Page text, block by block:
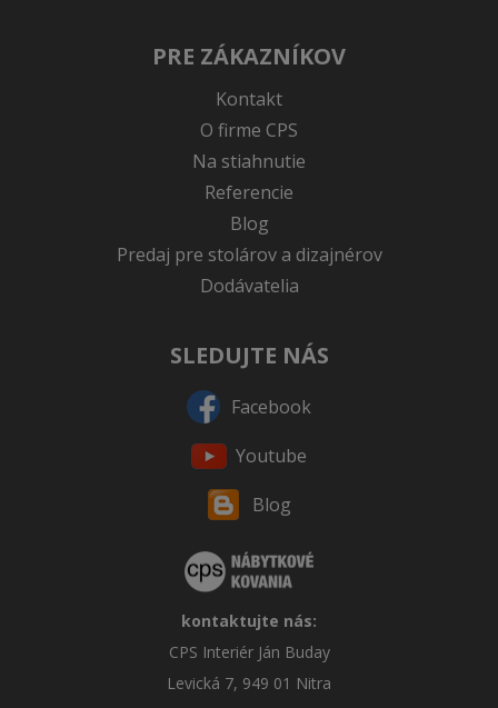
PRE ZÁKAZNÍKOV
Kontakt
O firme CPS
Na stiahnutie
Referencie
Blog
Predaj pre stolárov a dizajnérov
Dodávatelia
SLEDUJTE NÁS
Facebook
Youtube
Blog
kontaktujte nás:
CPS Interiér Ján Buday
Levická 7, 949 01 Nitra